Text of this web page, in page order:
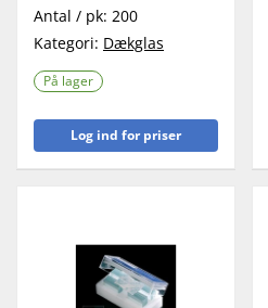
Antal / pk: 200
Kategori: Dækglas
På lager
Log ind for priser